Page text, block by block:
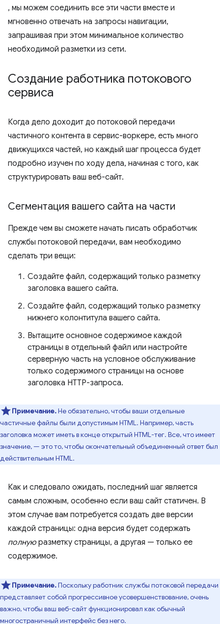
, мы можем соединить все эти части вместе и
мгновенно отвечать на запросы навигации,
запрашивая при этом минимальное количество
необходимой разметки из сети.
Создание работника потокового
сервиса
Когда дело доходит до потоковой передачи
частичного контента в сервис-воркере, есть много
движущихся частей, но каждый шаг процесса будет
подробно изучен по ходу дела, начиная с того, как
структурировать ваш веб-сайт.
Сегментация вашего сайта на части
Прежде чем вы сможете начать писать обработчик
службы потоковой передачи, вам необходимо
сделать три вещи:
Создайте файл, содержащий только разметку
заголовка вашего сайта.
Создайте файл, содержащий только разметку
нижнего колонтитула вашего сайта.
Вытащите основное содержимое каждой
страницы в отдельный файл или настройте
серверную часть на условное обслуживание
только содержимого страницы на основе
заголовка HTTP-запроса.
Примечание.Не обязательно, чтобы ваши отдельные
частичные файлы были допустимым HTML. Например, часть
заголовка может иметь в конце открытый HTML-тег. Все, что имеет
значение, — это то, чтобы окончательный объединенный ответ был
действительным HTML.
Как и следовало ожидать, последний шаг является
самым сложным, особенно если ваш сайт статичен. В
этом случае вам потребуется создать две версии
каждой страницы: одна версия будет содержать
полнуюразметку страницы, а другая — только ее
содержимое.
Примечание.Поскольку работник службы потоковой передачи
представляет собой прогрессивное усовершенствование, очень
важно, чтобы ваш веб-сайт функционировал как обычный
многостраничный интерфейс без него.